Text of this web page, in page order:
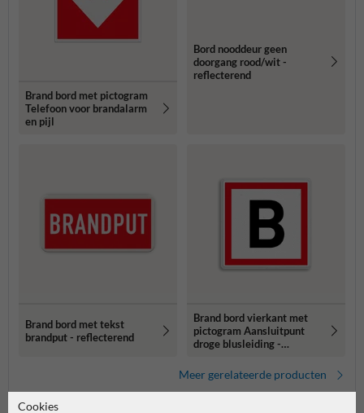
Brand bord met pictogram
Telefoon voor brandalarm
en pijl
Bord nooddeur geen
doorgang rood/wit -
reflecterend
Brand bord met tekst
brandput - reflecterend
Brand bord vierkant met
pictogram Aansluitpunt
droge blusleiding -
Meer gerelateerde producten
Cookies